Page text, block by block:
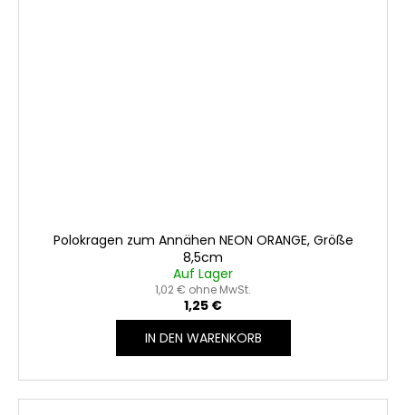
Polokragen zum Annähen NEON ORANGE, Größe
8,5cm
Auf Lager
1,02 € ohne MwSt.
1,25 €
IN DEN WARENKORB